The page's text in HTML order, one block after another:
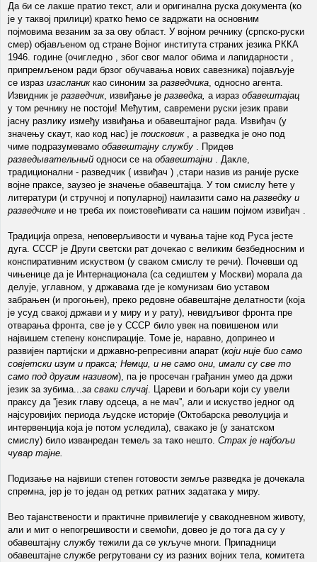
Да би се лакше пратио текст, али и оригинална руска документа (ко
је у таквој прилици) кратко ћемо се задржати на основним
појмовима везаним за за ову област. У војном речнику (српско-руски
смер) објављеном од стране Војног института страних језика РККА
1946. године (очигледно , због свог малог обима и лапидарности ,
припремљеном ради брзог обучавања нових савезника) појављује
се израз изасланиккао синоним заразведчика, односно агента.
Извидник је разведчик, извиђање је разведка, а израз обавештајац
у том речнику не постоји! Међутим, савремени руски језик прави
јасну разлику између извиђања и обавештајног рада. Извиђач (у
значењу скаут, као код нас) је поисковик, а разведка је оно под
чиме подразумевамо обавештајну службу . Придев
разведывательный односи се на обавештајни . Дакле,
традиционални - разведчик ( извиђач ) ,стари назив из раније руске
војне праксе, заузео је значење обавештајца. У том смислу ћете у
литератури (и стручној и популарној) наилазити само наразведку и
разведчике и не треба их поистовећивати са нашим појмом извиђач .
Традиција опреза, неповерљивости и чувања тајне код Руса јесте
дуга. СССР је Други светски рат дочекао с великим безбедносним и
конспиративним искуством (у сваком смислу те речи). Почевши од
чињенице да је Интернационала (са седиштем у Москви) морала да
делује, углавном, у државама где је комунизам био уставом
забрањен (и прогоњен), преко редовне обавештајне делатности (која
је усуд свакој држави и у миру и у рату), невидљивог фронта пре
отварања фронта, све је у СССР било увек на повишеном или
највишем степену конспирације. Томе је, наравно, допринео и
развијен партијски и државно-репресивни апарат (који није био само
совјетски изум и пракса; Немци, и не само они, имали су све то
само под другим називом), па је просечан грађанин умео да држи
језик за зубима...за сваки случај. Цареви и бољари који су увели
праксу да ''језик главу одсеца, а не мач'', али и искуство једног од
најсуровијих периода људске историје (Октобарска револуција и
интервенција која је потом уследила), свакако је (у занатском
смислу) било изванредан темељ за тако нешто. Страх је најбољи
чувар тајне.
Подизање на највиши степен готовости земље разведка је дочекала
спремна, јер је то један од ретких ратних задатака у миру.
Вео тајанствености и практичне привилегије у свакодневном животу,
али и мит о непогрешивости и свемоћи, довео је до тога да су у
обавештајну службу тежили да се укључе многи. Припадници
обавештајне службе регрутовани су из разних војних тела, комитета